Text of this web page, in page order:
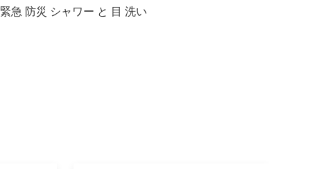
緊急 防災 シャワー と 目 洗い